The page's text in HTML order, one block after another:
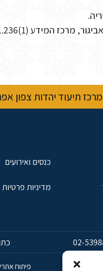
המידע (1)31.236א
מרכז תיעוד יהדות צפון
כנסים ואירועים
מדיניות פרטיות
02-
פיתוח